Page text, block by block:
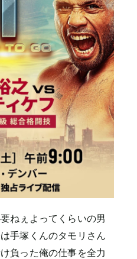
ねぇよってくらいの男
手塚くんのタモリさん
負った俺の仕事を全力